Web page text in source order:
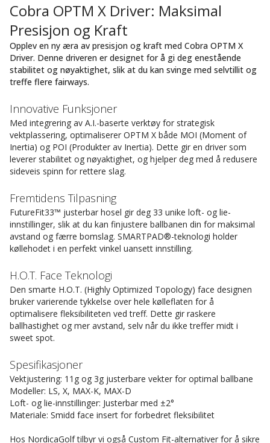
Cobra OPTM X Driver: Maksimal
Presisjon og Kraft
Opplev en ny æra av presisjon og kraft med Cobra OPTM X
Driver. Denne driveren er designet for å gi deg enestående
stabilitet og nøyaktighet, slik at du kan svinge med selvtillit og
treffe flere fairways.
Innovative Funksjoner
Med integrering av A.I.-baserte verktøy for strategisk
vektplassering, optimaliserer OPTM X både MOI (Moment of
Inertia) og POI (Produkter av Inertia). Dette gir en driver som
leverer stabilitet og nøyaktighet, og hjelper deg med å redusere
sideveis spinn for rettere slag.
Fremtidens Tilpasning
FutureFit33™ justerbar hosel gir deg 33 unike loft- og lie-
innstillinger, slik at du kan finjustere ballbanen din for maksimal
avstand og færre bomslag. SMARTPAD®-teknologi holder
køllehodet i en perfekt vinkel uansett innstilling.
H.O.T. Face Teknologi
Den smarte H.O.T. (Highly Optimized Topology) face designen
bruker varierende tykkelse over hele kølleflaten for å
optimalisere fleksibiliteten ved treff. Dette gir raskere
ballhastighet og mer avstand, selv når du ikke treffer midt i
sweet spot.
Spesifikasjoner
Vektjustering: 11g og 3g justerbare vekter for optimal ballbane
Modeller: LS, X, MAX-K, MAX-D
Loft- og lie-innstillinger: Justerbar med ±2°
Materiale: Smidd face insert for forbedret fleksibilitet
Hos NordicaGolf tilbyr vi også Custom Fit-alternativer for å sikre